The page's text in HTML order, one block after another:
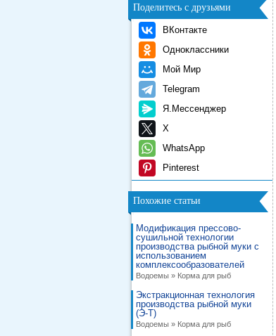
Поделитесь с друзьями
ВКонтакте
Одноклассники
Мой Мир
Telegram
Я.Мессенджер
X
WhatsApp
Pinterest
Похожие статьи
Модификация прессово-
сушильной технологии
производства рыбной муки с
использованием
комплексообразователей
Водоемы » Корма для рыб
Экстракционная технология
производства рыбной муки
(Э-Т)
Водоемы » Корма для рыб